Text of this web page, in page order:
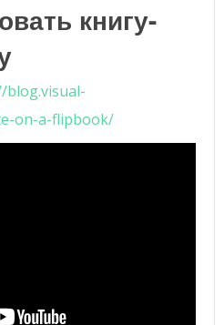
книгу-
blog.visual-
on-a-flipbook/